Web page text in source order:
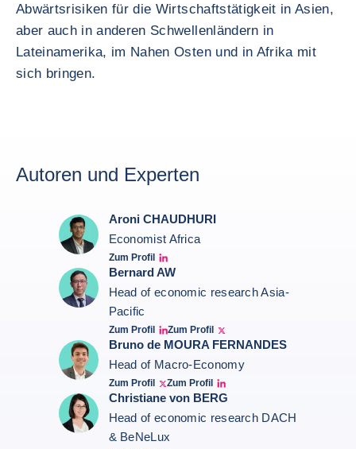
Abwärtsrisiken für die Wirtschaftstätigkeit in Asien,
aber auch in anderen Schwellenländern in
Lateinamerika, im Nahen Osten und in Afrika mit
sich bringen.
Autoren und Experten
Aroni CHAUDHURI
Economist Africa
Zum Profil
Aroni Linkedin
Bernard AW
Head of economic research Asia-
Pacific
Zum Profil
Bernard Aw Linkedin
Zum Profil
Bernard Aw Twitter
Bruno de MOURA FERNANDES
Head of Macro-Economy
Zum Profil
Twitter Bruno Fernandes
Zum Profil
Bruno de Moura Fernandes linkedin
Christiane von BERG
Head of economic research DACH
& BeNeLux